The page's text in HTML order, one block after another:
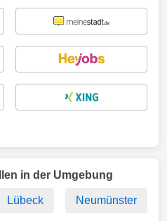
in der Umgebung
Lübeck Neumünster